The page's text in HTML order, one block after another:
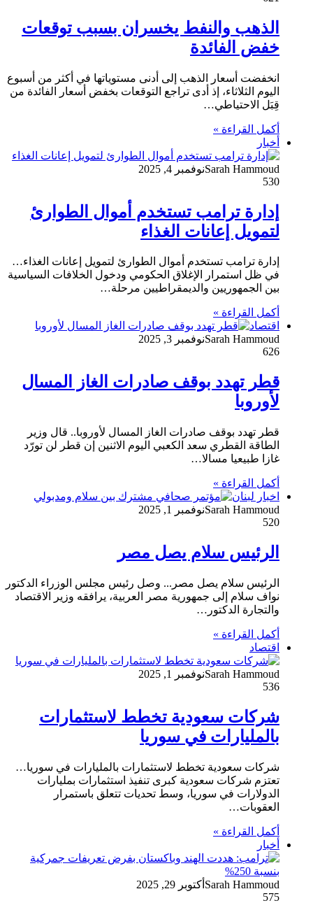
الذهب والنفط يخسران بسبب توقعات
خفض الفائدة
انخفضت أسعار الذهب إلى أدنى مستوياتها في أكثر من أسبوع
اليوم الثلاثاء، إذ أدى تراجع التوقعات بخفض أسعار الفائدة من
قِبَل الاحتياطي…
أكمل القراءة »
أخبار
Sarah Hammoudنوفمبر 4, 2025
530
إدارة ترامب تستخدم أموال الطوارئ
لتمويل إعانات الغذاء
إدارة ترامب تستخدم أموال الطوارئ لتمويل إعانات الغذاء…
في ظل استمرار الإغلاق الحكومي ودخول الخلافات السياسية
بين الجمهوريين والديمقراطيين مرحلة…
أكمل القراءة »
اقتصاد
Sarah Hammoudنوفمبر 3, 2025
626
قطر تهدد بوقف صادرات الغاز المسال
لأوروبا
قطر تهدد بوقف صادرات الغاز المسال لأوروبا.. قال وزير
الطاقة القطري سعد الكعبي اليوم الاثنين إن قطر لن تورّد
غازا طبيعيا مسالا…
أكمل القراءة »
اخبار لبنان
Sarah Hammoudنوفمبر 1, 2025
520
الرئيس سلام يصل مصر
الرئيس سلام يصل مصر... وصل رئيس مجلس الوزراء الدكتور
نواف سلام إلى جمهورية مصر العربية، يرافقه وزير الاقتصاد
والتجارة الدكتور…
أكمل القراءة »
اقتصاد
Sarah Hammoudنوفمبر 1, 2025
536
شركات سعودية تخطط لاستثمارات
بالمليارات في سوريا
شركات سعودية تخطط لاستثمارات بالمليارات في سوريا…
تعتزم شركات سعودية كبرى تنفيذ استثمارات بمليارات
الدولارات في سوريا، وسط تحديات تتعلق باستمرار
العقوبات…
أكمل القراءة »
أخبار
Sarah Hammoud أكتوبر 29, 2025
575